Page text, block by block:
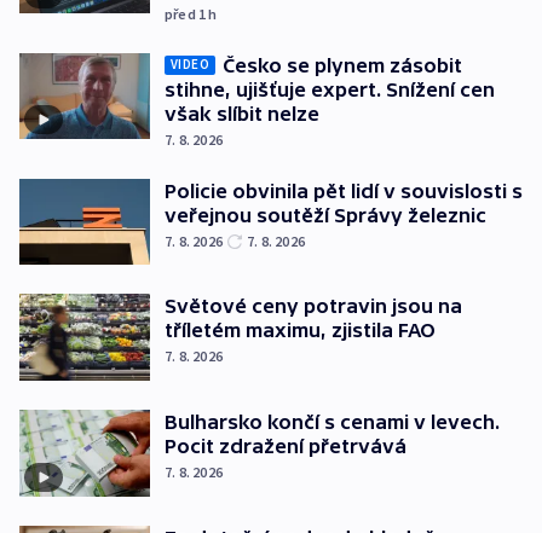
před 1h
VIDEO
Česko se plynem zásobit
stihne, ujišťuje expert. Snížení cen
však slíbit nelze
7. 8. 2026
Policie obvinila pět lidí v souvislosti s
veřejnou soutěží Správy železnic
7. 8. 2026 7. 8. 2026
Světové ceny potravin jsou na
tříletém maximu, zjistila FAO
7. 8. 2026
Bulharsko končí s cenami v levech.
Pocit zdražení přetrvává
7. 8. 2026